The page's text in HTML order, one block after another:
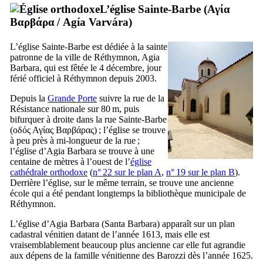
L’église Sainte-Barbe (Αγία
Βαρβάρα/ Agía Varvára)
L’église Sainte-Barbe est dédiée à la sainte
patronne de la ville de Réthymnon, Agia
Barbara, qui est fêtée le 4 décembre, jour
férié officiel à Réthymnon depuis 2003.
Depuis la Grande Porte suivre la rue de la
Résistance nationale sur 80 m, puis
bifurquer à droite dans la rue Sainte-Barbe
(οδός Αγίας Βαρβάρας) ; l’église se trouve
à peu près à mi-longueur de la rue ;
l’église d’Agia Barbara se trouve à une
centaine de mètres à l’ouest de l’église
cathédrale orthodoxe (n° 22 sur le plan A, n° 19 sur le plan B).
Derrière l’église, sur le même terrain, se trouve une ancienne
école qui a été pendant longtemps la bibliothèque municipale de
Réthymnon.
L’église d’Agia Barbara (Santa Barbara) apparaît sur un plan
cadastral vénitien datant de l’année 1613, mais elle est
vraisemblablement beaucoup plus ancienne car elle fut agrandie
aux dépens de la famille vénitienne des Barozzi dès l’année 1625.